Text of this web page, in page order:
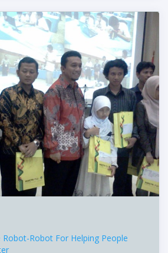
Robot For Helping People